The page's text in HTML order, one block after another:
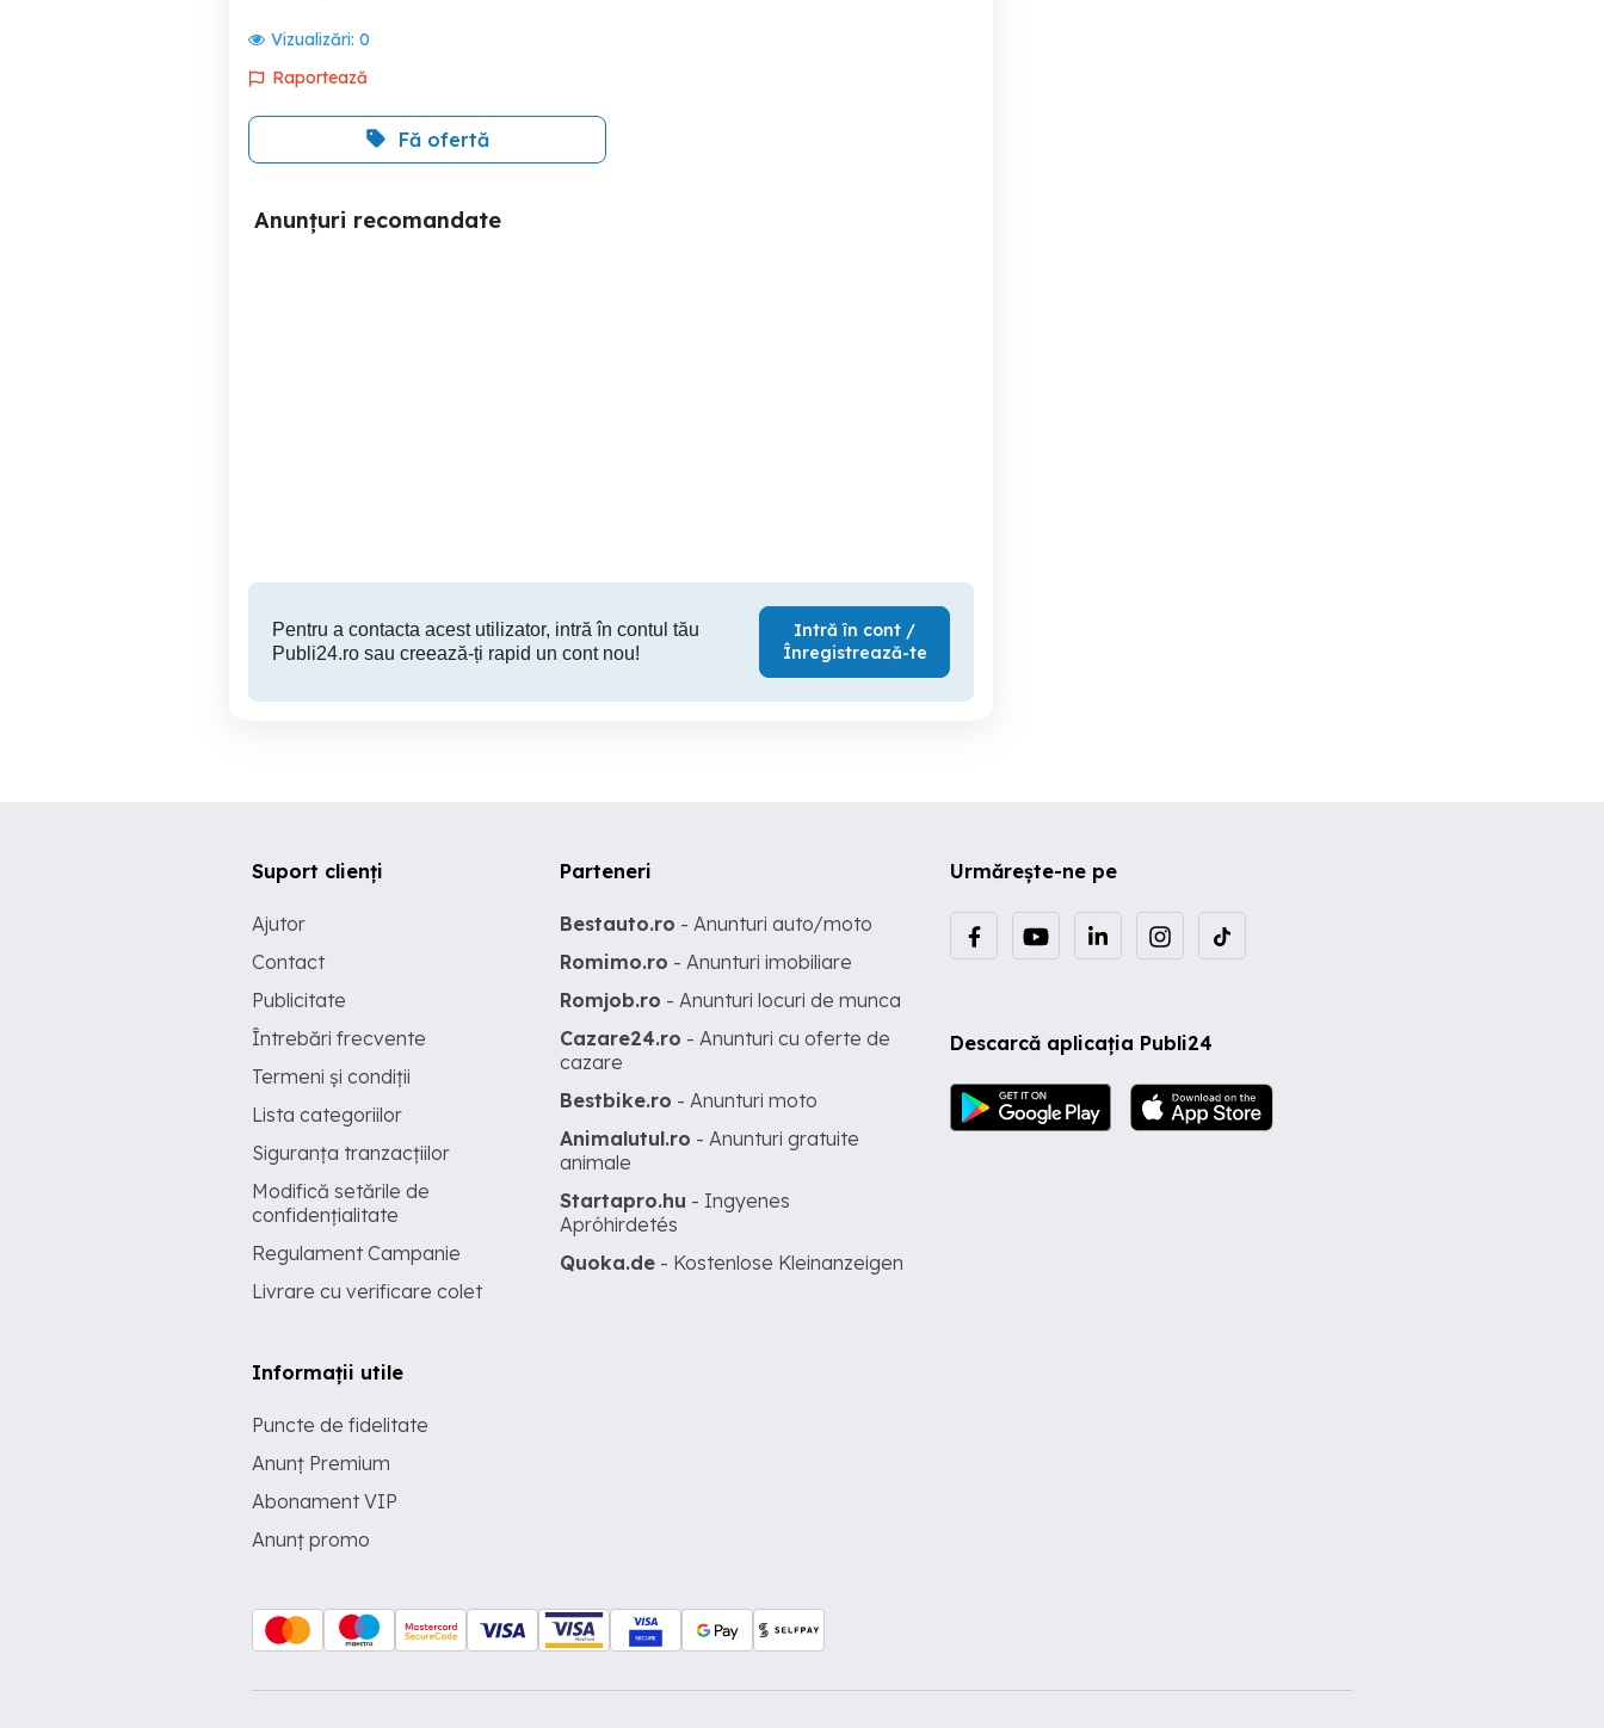
Vizualizări: 0
Raportează
Fă ofertă
Anunțuri recomandate
Pentru a contacta acest utilizator, intră în contul tău
Publi24.ro sau creează-ți rapid un cont nou!
Intră în cont /
Înregistrează-te
Urmărește-ne pe
Descarcă aplicația Publi24
Suport clienți
Ajutor
Contact
Publicitate
Întrebări frecvente
Termeni și condiții
Lista categoriilor
Siguranța tranzacțiilor
Modifică setările de
confidențialitate
Regulament Campanie
Livrare cu verificare colet
Informații utile
Puncte de fidelitate
Anunț Premium
Abonament VIP
Anunț promo
Parteneri
Bestauto.ro - Anunturi auto/moto
Romimo.ro - Anunturi imobiliare
Romjob.ro - Anunturi locuri de munca
Cazare24.ro - Anunturi cu oferte de
cazare
Bestbike.ro - Anunturi moto
Animalutul.ro - Anunturi gratuite
animale
Startapro.hu - Ingyenes
Apróhirdetés
Quoka.de - Kostenlose Kleinanzeigen